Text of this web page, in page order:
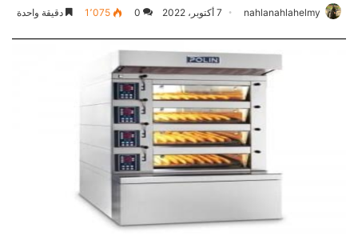
nahlanahlahelmy 7 أكتوبر، 2022 0 1٬075 دقيقة واحدة